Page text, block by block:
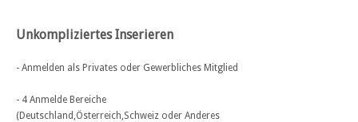
Unkompliziertes Inserieren
- Anmelden als Privates oder Gewerbliches Mitglied
- 4 Anmelde Bereiche
(Deutschland,Österreich,Schweiz oder Anderes